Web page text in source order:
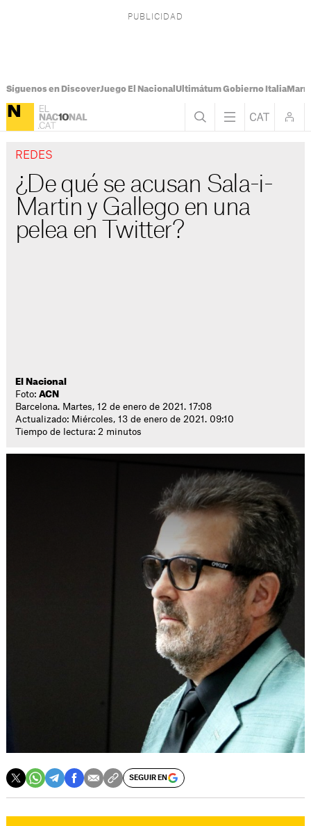
Síguenos en DiscoverJuego El Nacional Ultimátum Gobierno Italia
REDES
¿De qué se acusan Sala-i-
Martin y Gallego en una
pelea en Twitter?
El Nacional
Foto:ACN
Barcelona. Martes, 12 de enero de 2021. 17:08
Actualizado: Miércoles, 13 de enero de 2021. 09:10
Tiempo de lectura: 2 minutos
SEGUIR EN